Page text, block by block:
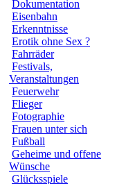
Dokumentation
Eisenbahn
Erkenntnisse
Erotik ohne Sex ?
Fahrräder
Festivals,
Veranstaltungen
Feuerwehr
Flieger
Fotographie
Frauen unter sich
Fußball
Geheime und offene
Wünsche
Glücksspiele